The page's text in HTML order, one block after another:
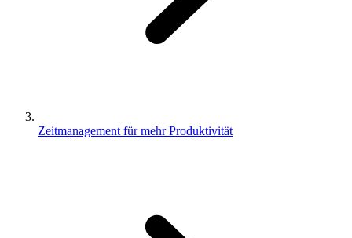
Zeitmanagement für mehr Produktivität